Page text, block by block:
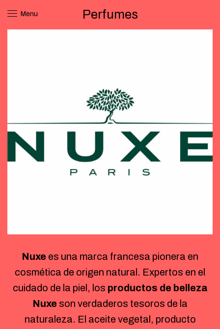
Menu Perfumes
Nuxe es una marca francesa pionera en
cosmética de origen natural. Expertos en el
cuidado de la piel, los productos de belleza
Nuxe son verdaderos tesoros de la
naturaleza. El aceite vegetal, producto